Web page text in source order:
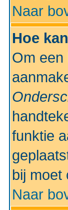
Naar
Hoe
Om een
funktie
bij moet
Naar